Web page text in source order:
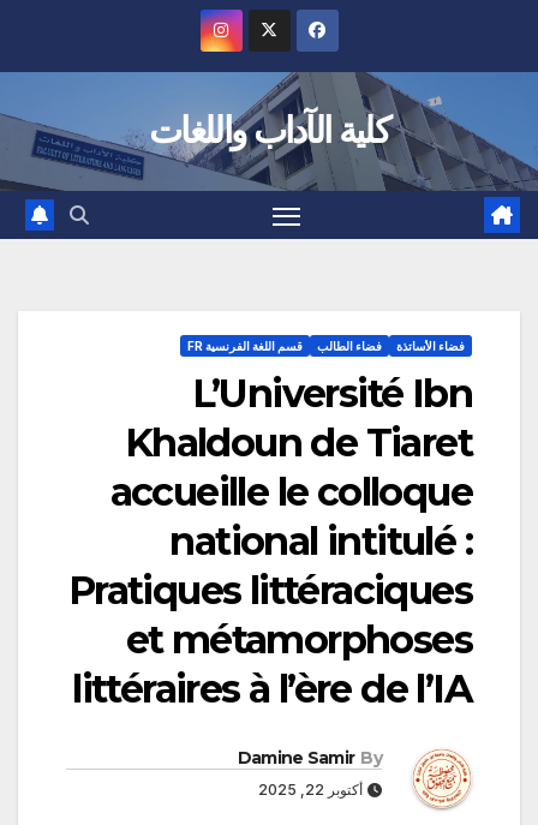
كلية الآداب واللغات
فضاء الأساتذة فضاء الطالب قسم اللغة الفرنسية FR
L’Université Ibn
Khaldoun de Tiaret
accueille le colloque
national intitulé :
Pratiques littéraciques
et métamorphoses
littéraires à l’ère de l’IA
By
Damine Samir
أكتوبر 22, 2025